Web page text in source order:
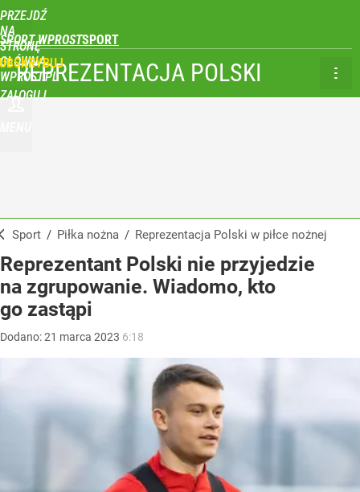
PRZEJDŹ
NA
STRONĘ
GŁÓWNĄ
WPROST.PL
SPORT WPROST
ZALOGUJ
REPREZENTACJA POLSKI
Sport / Piłka nożna / Reprezentacja Polski w piłce nożnej
Reprezentant Polski nie przyjedzie
na zgrupowanie. Wiadomo, kto
go zastąpi
Dodano:21 marca 2023 6:18